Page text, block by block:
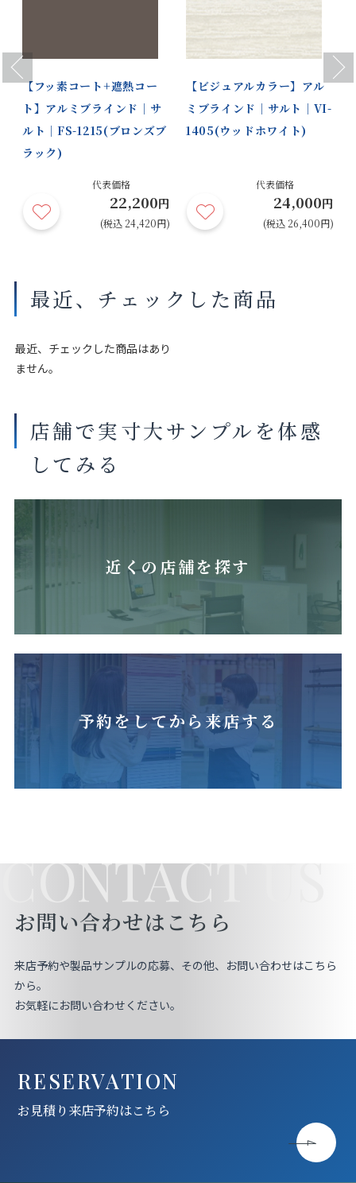
Previous
【フッ素コート+遮熱コー
ト】アルミブラインド｜サ
ルト｜FS-1215(ブロンズブ
ラック)
代表価格
22,200円
(税込 24,420円)
【ビジュアルカラー】アル
ミブラインド｜サルト｜VI-
1405(ウッドホワイト)
代表価格
24,000円
(税込 26,400円)
Next
最近、チェックした商品
最近、チェックした商品はあり
ません。
店舗で実寸大サンプルを体感
してみる
近くの店舗を探す
予約をしてから来店する
CONTACT US
お問い合わせはこちら
来店予約や製品サンプルの応募、その他、お問い合わせはこちら
から。
お気軽にお問い合わせください。
RESERVATION
お見積り来店予約はこちら